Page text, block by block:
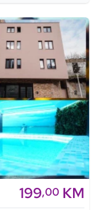
199,00 KM